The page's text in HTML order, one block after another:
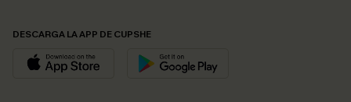
DESCARGA LA APP DE CUPSHE